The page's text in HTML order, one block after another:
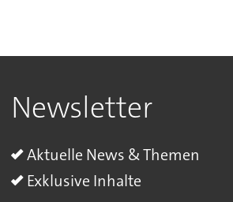
Newsletter
Aktuelle News & Themen
Exklusive Inhalte